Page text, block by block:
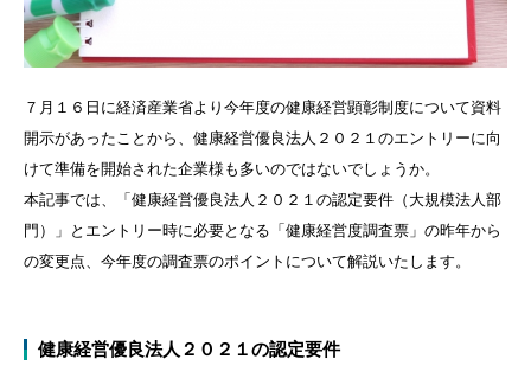
７月１６日に経済産業省より今年度の健康経営顕彰制度について資料
開示があったことから、健康経営優良法人２０２１のエントリーに向
けて準備を開始された企業様も多いのではないでしょうか。
本記事では、「健康経営優良法人２０２１の認定要件（大規模法人部
門）」とエントリー時に必要となる「健康経営度調査票」の昨年から
の変更点、今年度の調査票のポイントについて解説いたします。
健康経営優良法人２０２１の認定要件